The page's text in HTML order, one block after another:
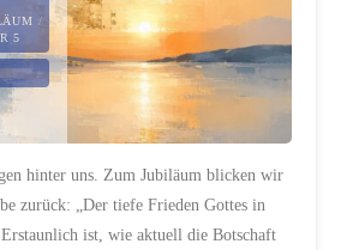
/
5
hinter uns. Zum Jubiläum blicken wir
zurück: „Der tiefe Frieden Gottes in
ist, wie aktuell die Botschaft